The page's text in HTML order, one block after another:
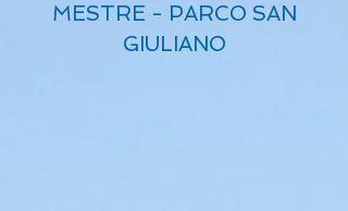
MESTRE - PARCO SAN
GIULIANO